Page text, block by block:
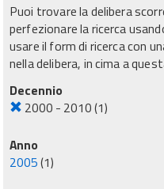
Puoi trovare la delibera
perfezionare la ricerca
usare il form di ricerca con
nella delibera, in cima a
Decennio
2000 - 2010(1)
Anno
2005(1)